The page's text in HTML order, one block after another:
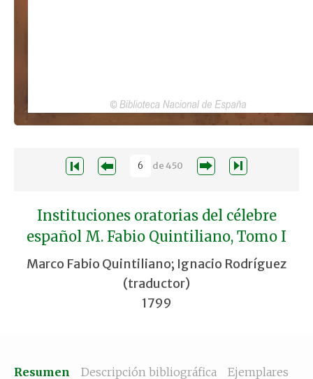
de450
Instituciones oratorias del célebre
español M. Fabio Quintiliano, Tomo I
Marco Fabio Quintiliano; Ignacio Rodríguez
(traductor)
1799
Resumen Descripción bibliográfica
Ejemplares